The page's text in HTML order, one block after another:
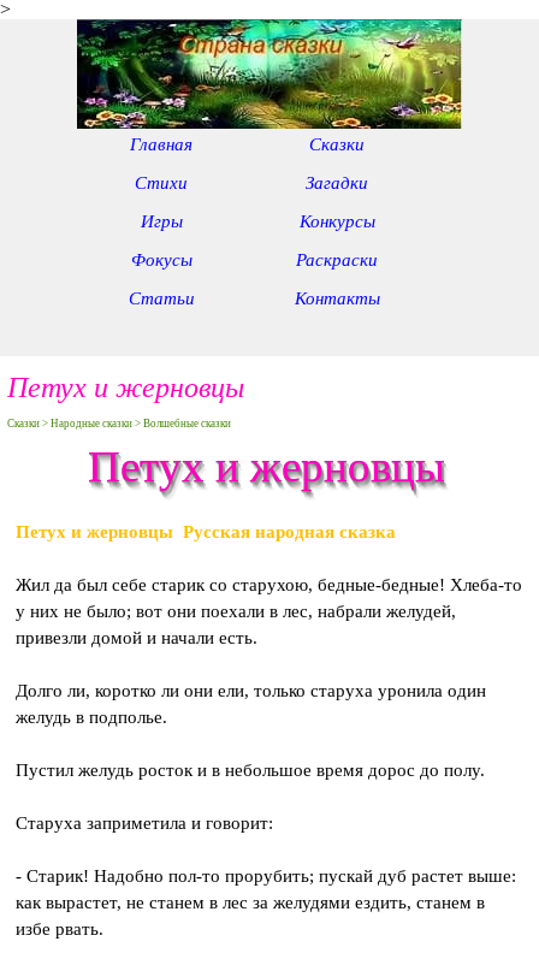
>
Главная
Сказки
Стихи
Загадки
Игры
Конкурсы
Фокусы
Раскраски
Статьи
Контакты
Петух и жерновцы
Сказки > Народные сказки > Волшебные сказки
Петух и жерновцы
Петух и жерновцы Русская народная сказка
Жил да был себе старик со старухою, бедные-бедные! Хлеба-то
у них не было; вот они поехали в лес, набрали желудей,
привезли домой и начали есть.
Долго ли, коротко ли они ели, только старуха уронила один
желудь в подполье.
Пустил желудь росток и в небольшое время дорос до полу.
Старуха заприметила и говорит:
- Старик! Надобно пол-то прорубить; пускай дуб растет выше:
как вырастет, не станем в лес за желудями ездить, станем в
избе рвать.